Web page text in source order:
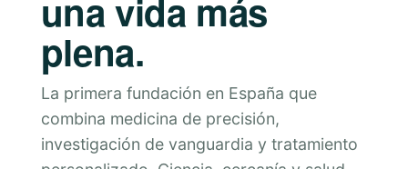
una vida más
plena.
La primera fundación en España que
combina medicina de precisión,
investigación de vanguardia y tratamiento